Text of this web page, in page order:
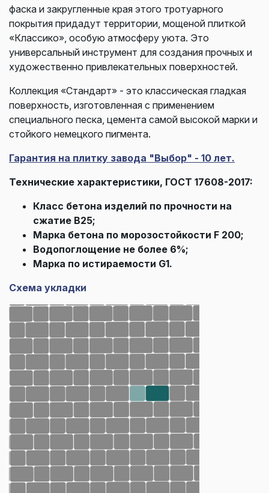
фаска и закругленные края этого тротуарного
покрытия придадут территории, мощеной плиткой
«Классико», особую атмосферу уюта. Это
универсальный инструмент для создания прочных и
художественно привлекательных поверхностей.
Коллекция «Стандарт» - это классическая гладкая
поверхность, изготовленная с применением
специального песка, цемента самой высокой марки и
стойкого немецкого пигмента.
Гарантия на плитку завода "Выбор" - 10 лет.
Технические характеристики, ГОСТ 17608-2017:
Класс бетона изделий по прочности на
сжатие В25;
Марка бетона по морозостойкости F 200;
Водопоглощение не более 6%;
Марка по истираемости G1.
Схема укладки